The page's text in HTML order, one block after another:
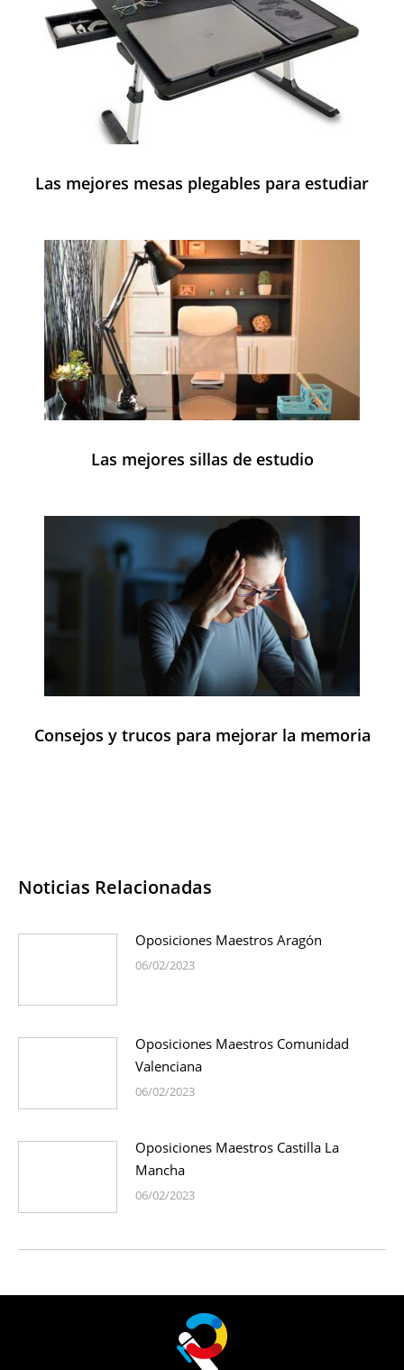
Las mejores mesas plegables para estudiar
Las mejores sillas de estudio
Consejos y trucos para mejorar la memoria
Noticias Relacionadas
Oposiciones Maestros Aragón
06/02/2023
Oposiciones Maestros Comunidad
Valenciana
06/02/2023
Oposiciones Maestros Castilla La
Mancha
06/02/2023